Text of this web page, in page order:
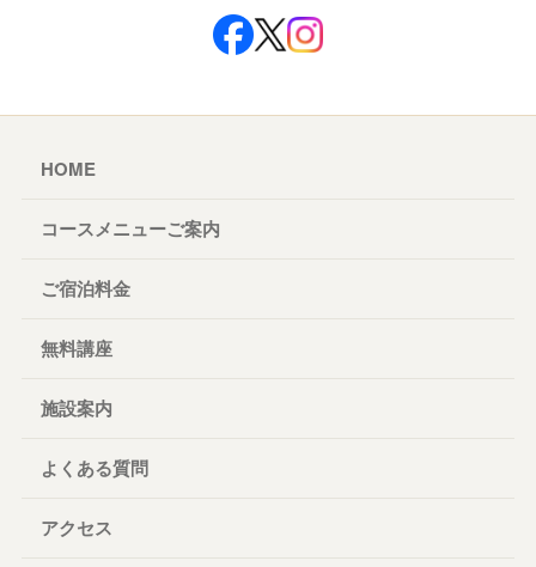
HOME
コースメニューご案内
ご宿泊料金
無料講座
施設案内
よくある質問
アクセス